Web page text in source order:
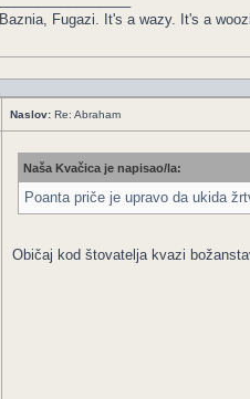
Baznia, Fugazi. It's a wazy. It's a
Naslov: Re: Abraham
Naša Kvačica je napisao/la:
Poanta priče je upravo da ukida
Običaj kod štovatelja kvazi